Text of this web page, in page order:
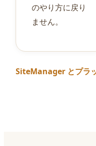
のやり方に戻り
ません。
SiteManager とプラ